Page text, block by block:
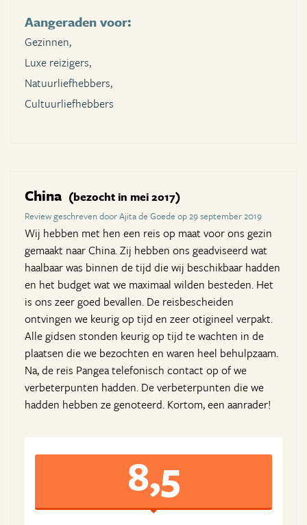
Aangeraden voor:
Gezinnen,
Luxe reizigers,
Natuurliefhebbers,
Cultuurliefhebbers
China (bezocht in mei 2017)
Review geschreven door Ajita de Goede op 29 september 2019
Wij hebben met hen een reis op maat voor ons gezin
gemaakt naar China. Zij hebben ons geadviseerd wat
haalbaar was binnen de tijd die wij beschikbaar hadden
en het budget wat we maximaal wilden besteden. Het
is ons zeer goed bevallen. De reisbescheiden
ontvingen we keurig op tijd en zeer otigineel verpakt.
Alle gidsen stonden keurig op tijd te wachten in de
plaatsen die we bezochten en waren heel behulpzaam.
Na, de reis Pangea telefonisch contact op of we
verbeterpunten hadden. De verbeterpunten die we
hadden hebben ze genoteerd. Kortom, een aanrader!
8,5